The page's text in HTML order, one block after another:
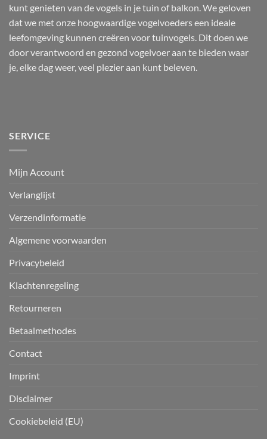
kunt genieten van de vogels in je tuin of balkon. We geloven
dat we met onze hoogwaardige vogelvoeders een ideale
leefomgeving kunnen creëren voor tuinvogels. Dit doen we
door verantwoord en gezond vogelvoer aan te bieden waar
je, elke dag weer, veel plezier aan kunt beleven.
SERVICE
Mijn Account
Verlanglijst
Verzendinformatie
Algemene voorwaarden
Privacybeleid
Klachtenregeling
Retourneren
Betaalmethodes
Contact
Imprint
Disclaimer
Cookiebeleid (EU)